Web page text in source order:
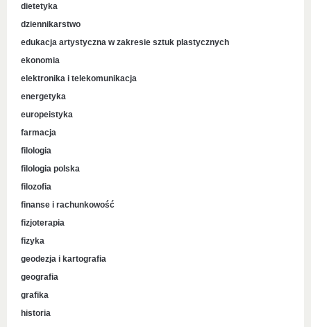
dietetyka
dziennikarstwo
edukacja artystyczna w zakresie sztuk plastycznych
ekonomia
elektronika i telekomunikacja
energetyka
europeistyka
farmacja
filologia
filologia polska
filozofia
finanse i rachunkowość
fizjoterapia
fizyka
geodezja i kartografia
geografia
grafika
historia